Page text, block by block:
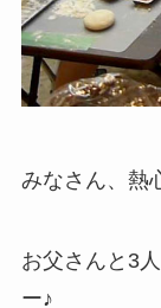
みなさん、熱
お父さんと3
ー♪